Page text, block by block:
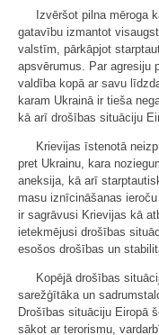
Izvēršot pilna mēroga
gatavību izmantot
valstīm, pārkāpjot
apsvērumus. Par agresiju
valdība kopā ar savu
karam Ukrainā ir tieša
kā arī drošības situāciju
Krievijas īstenotā
pret Ukrainu, kara
aneksija, kā arī
masu iznīcināšanas
ir sagrāvusi Krievijas kā
ietekmējusi drošības
esošos drošības un
Kopējā drošības
sarežģītāka un
Drošības situāciju Eiropā
sākot ar terorismu,